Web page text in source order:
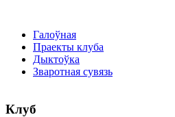
Галоўная
Праекты клуба
Дыктоўка
Зваротная сувязь
Клуб